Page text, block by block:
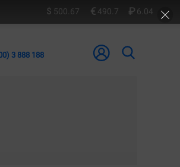
500.67 490.7 6.04
3 888 188